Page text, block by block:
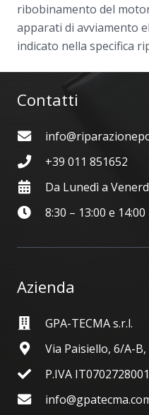
ribobinamento del
apparati di avviamento
indicato nella specifica
Contatti
+39 011 851652
Da Lunedì a
8:30 – 13:00 e 14:00
Azienda
GPA-TECMA s.r.l.
Via Paisiello, 6/A-
P.IVA